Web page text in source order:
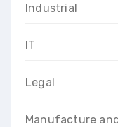
Industrial
IT
Legal
Manufacture